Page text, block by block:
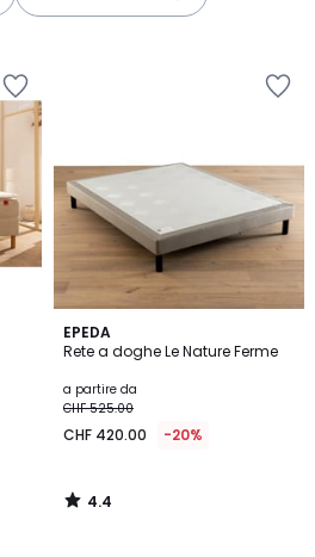
gauche
EPEDA
Rete a doghe Le Nature Ferme
a partire da
CHF 525.00
CHF 420.00 -20%
4.4
/ 5
4.4
/